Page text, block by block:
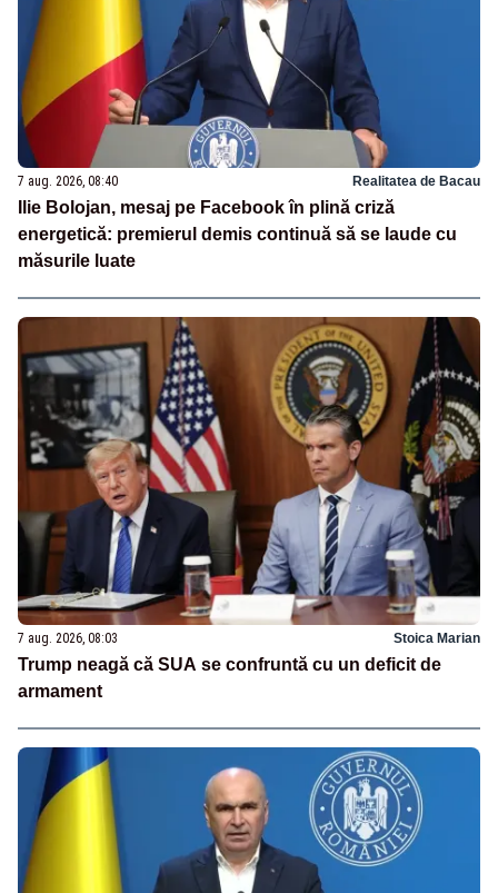
7 aug. 2026, 08:40 Realitatea de Bacau
Ilie Bolojan, mesaj pe Facebook în plină criză
energetică: premierul demis continuă să se laude cu
măsurile luate
7 aug. 2026, 08:03 Stoica Marian
Trump neagă că SUA se confruntă cu un deficit de
armament